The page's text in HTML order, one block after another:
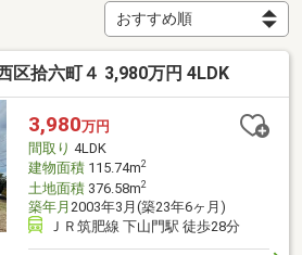
区拾六町４ 3,980万円 4LDK
3,980万円
間取り 4LDK
建物面積115.74m2
土地面積376.58m2
築年月 2003年3月(築23年6ヶ月)
ＪＲ筑肥線 下山門駅 徒歩28分